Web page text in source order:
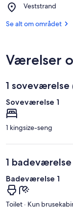
von
Veststrand
Place,
Se alt om området
Værelser
1 soveværelse
Soveværelse 1
1 kingsize-seng
1 badeværelse
Badeværelse 1
Toilet · Kun